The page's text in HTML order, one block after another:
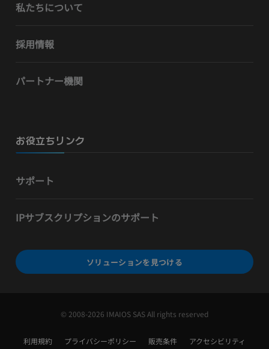
私たちについて
採用情報
パートナー機関
お役立ちリンク
サポート
IPサブスクリプションのサポート
ソリューションを見つける
© 2008-2026 IMAIOS SAS All rights reserved
利用規約 プライバシーポリシー 販売条件 アクセシビリティ